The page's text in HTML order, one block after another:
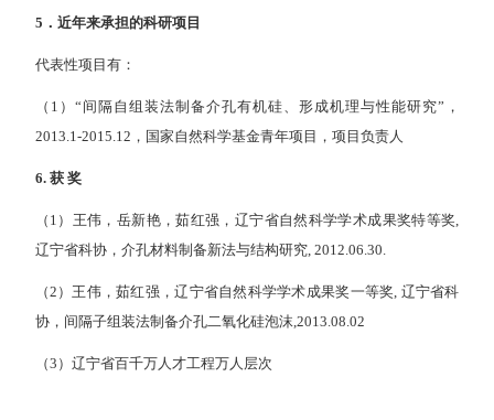
5 ．近年来承担的科研项目
代表性项目有：
（1）“间隔自组装法制备介孔有机硅、形成机理与性能研究”，
2013.1-2015.12，国家自然科学基金青年项目，项目负责人
6. 获 奖
（1）王伟，岳新艳，茹红强，辽宁省自然科学学术成果奖特等奖,
辽宁省科协，介孔材料制备新法与结构研究, 2012.06.30.
（2）王伟，茹红强，辽宁省自然科学学术成果奖一等奖, 辽宁省科
协，间隔子组装法制备介孔二氧化硅泡沫,2013.08.02
（3）辽宁省百千万人才工程万人层次